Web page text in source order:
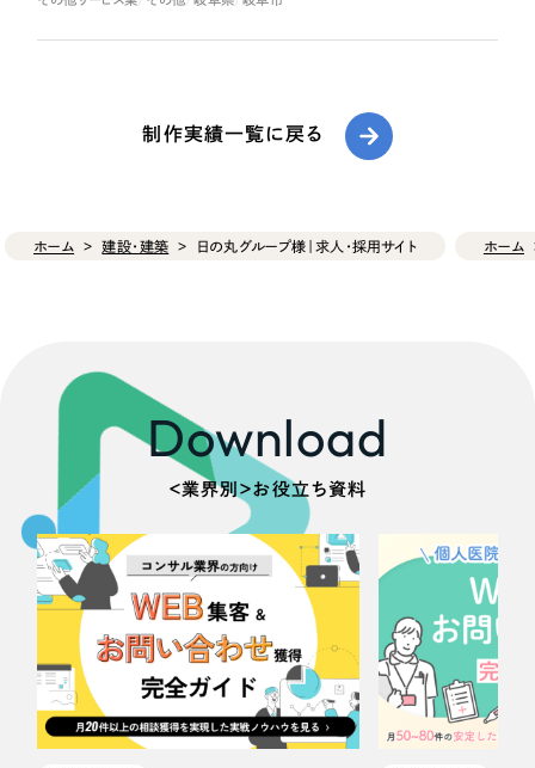
制作実績一覧に戻る
ホーム 建設・建築 日の丸グループ様｜求人・採用サイト ホーム
Download
＜業界別＞お役立ち資料